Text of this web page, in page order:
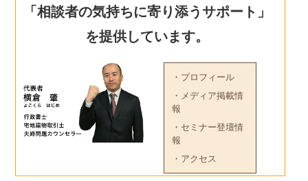
「相談者の気持ちに寄り添うサポート」
を提供しています。
・プロフィール
・メディア掲載情
報
・セミナー登壇情
報
・アクセス